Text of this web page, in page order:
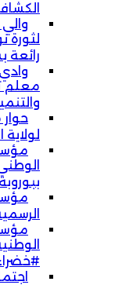
لثورة
رائعة
معلم
لولاية
ببوروبة